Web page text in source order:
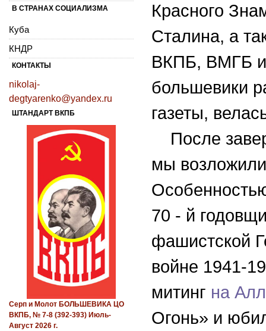
Красного
Сталина, а
ВКПБ, ВМГБ и
большевики
газеты,
После
мы
70 - й
фашистской
войне 1941-
митинг на
Огонь» и
В СТРАНАХ СОЦИАЛИЗМА
Куба
КНДР
КОНТАКТЫ
nikolaj-
degtyarenko@yandex.ru
ШТАНДАРТ ВКПБ
Серп и Молот БОЛЬШЕВИКА ЦО
ВКПБ, № 7-8 (392-393) Июль-
Август 2026 г.